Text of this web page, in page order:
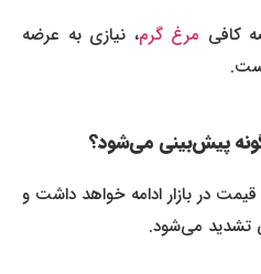
کافی مرغ گرم، نیازی به عرضه
پیش‌بینی می‌شود؟
در بازار ادامه خواهد داشت و
تشدید می‌شود.